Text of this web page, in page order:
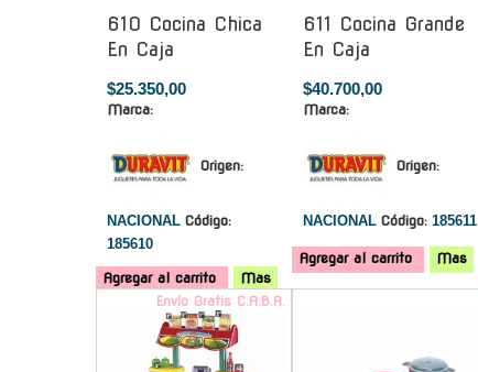
610 Cocina Chica
En Caja
$25.350,00
Marca:
Origen:
NACIONAL Código:
185610
Agregar al carrito Mas
611 Cocina Grande
En Caja
$40.700,00
Marca:
Origen:
NACIONAL Código: 185611
Agregar al carrito Mas
Envío Gratis C.A.B.A.